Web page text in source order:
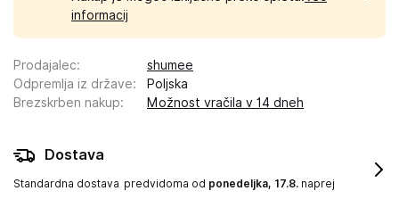
informacij
Prodajalec:
shumee
Odpremlja iz države:
Poljska
Brezskrben nakup: Možnost vračila v 14 dneh
Dostava
Standardna dostava predvidoma od ponedeljka, 17.8. naprej